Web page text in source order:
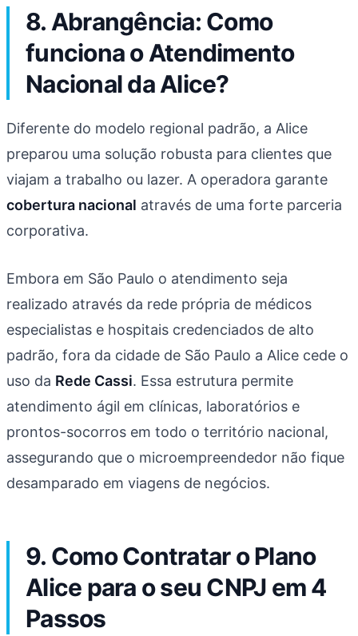
8. Abrangência: Como
funciona o Atendimento
Nacional da Alice?
Diferente do modelo regional padrão, a Alice
preparou uma solução robusta para clientes que
viajam a trabalho ou lazer. A operadora garante
cobertura nacional através de uma forte parceria
corporativa.
Embora em São Paulo o atendimento seja
realizado através da rede própria de médicos
especialistas e hospitais credenciados de alto
padrão, fora da cidade de São Paulo a Alice cede o
uso da Rede Cassi. Essa estrutura permite
atendimento ágil em clínicas, laboratórios e
prontos-socorros em todo o território nacional,
assegurando que o microempreendedor não fique
desamparado em viagens de negócios.
9. Como Contratar o Plano
Alice para o seu CNPJ em 4
Passos